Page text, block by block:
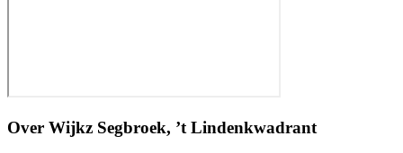
Over Wijkz Segbroek, ’t Lindenkwadrant